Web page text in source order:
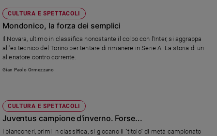
CULTURA E SPETTACOLI
Mondonico, la forza dei semplici
Il Novara, ultimo in classifica nonostante il colpo con l'Inter, si aggrappa
all'ex tecnico del Torino per tentare di rimanere in Serie A. La storia di un
allenatore contro corrente.
Gian Paolo Ormezzano
CULTURA E SPETTACOLI
Juventus campione d'inverno. Forse...
I bianconeri, primi in classifica, si giocano il "titolo" di metà campionato